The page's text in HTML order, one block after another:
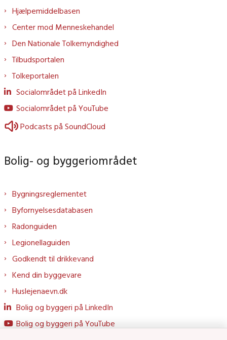
Hjælpemiddelbasen
Center mod Menneskehandel
Den Nationale Tolkemyndighed
Tilbudsportalen
Tolkeportalen
Socialområdet på LinkedIn
Socialområdet på YouTube
Podcasts på SoundCloud
Bolig- og byggeriområdet
Bygningsreglementet
Byfornyelsesdatabasen
Radonguiden
Legionellaguiden
Godkendt til drikkevand
Kend din byggevare
Huslejenaevn.dk
Bolig og byggeri på LinkedIn
Bolig og byggeri på YouTube